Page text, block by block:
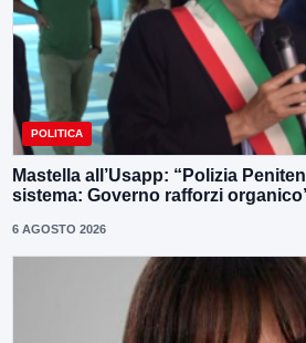
POLITICA
Mastella all’Usapp: “Polizia
sistema: Governo rafforzi
6 AGOSTO 2026